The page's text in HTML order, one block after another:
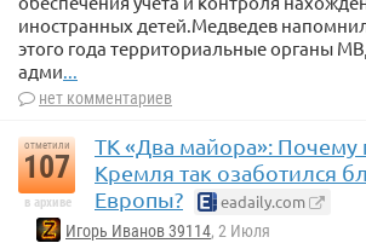
иностранных детей.Медведев
этого года территориальные органы
адми...
нет комментариев
отметили
107
в архиве
ТК «Два майора»:
Кремля так озаботился
Европы?
eadaily.com
Игорь Иванов 39114, 2 Июля